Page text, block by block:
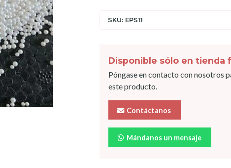
SKU: EPS11
Disponible sólo en tienda
Póngase en contacto con nosotros
este producto.
Contáctanos
Mándanos un mensaje